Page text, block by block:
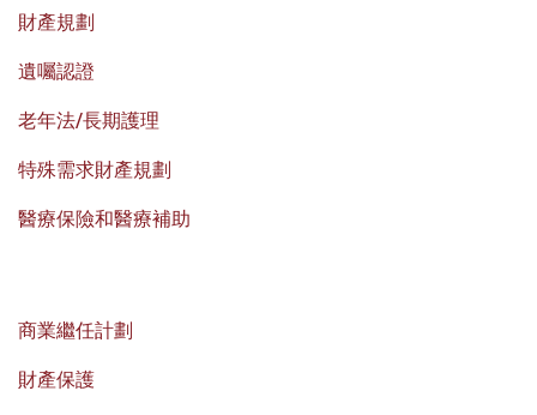
財產規劃
遺囑認證
老年法/長期護理
特殊需求財產規劃
醫療保險和醫療補助
商業繼任計劃
財產保護